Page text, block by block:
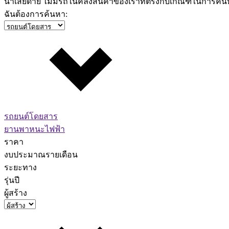
ฉันต้องการค้นหา:
รถยนต์โดยสาร
ยานพาหนะไฟฟ้า
ราคา
งบประมาณรายเดือน
ระยะทาง
รุ่นปี
ผู้สร้าง